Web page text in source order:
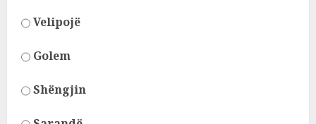
Velipojë
Golem
Shëngjin